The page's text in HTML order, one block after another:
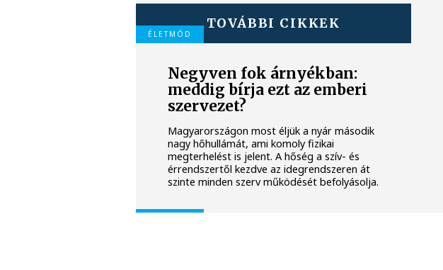
TOVÁBBI CIKKEK
ÉLETMÓD
Negyven fok árnyékban:
meddig bírja ezt az emberi
szervezet?
Magyarországon most éljük a nyár második
nagy hőhullámát, ami komoly fizikai
megterhelést is jelent. A hőség a szív- és
érrendszertől kezdve az idegrendszeren át
szinte minden szerv működését befolyásolja.